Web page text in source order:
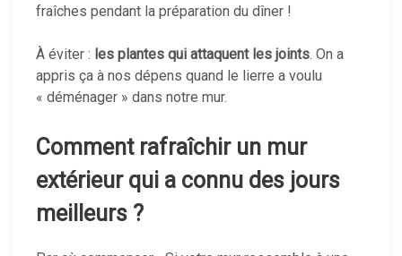
fraîches pendant la préparation du dîner !
À éviter : les plantes qui attaquent les joints. On a
appris ça à nos dépens quand le lierre a voulu
« déménager » dans notre mur.
Comment rafraîchir un mur
extérieur qui a connu des jours
meilleurs ?